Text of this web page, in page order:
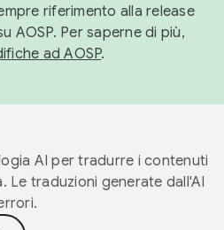
riferimento alla release
AOSP. Per saperne di più,
ad AOSP.
AI per tradurre i contenuti
Le traduzioni generate dall'AI